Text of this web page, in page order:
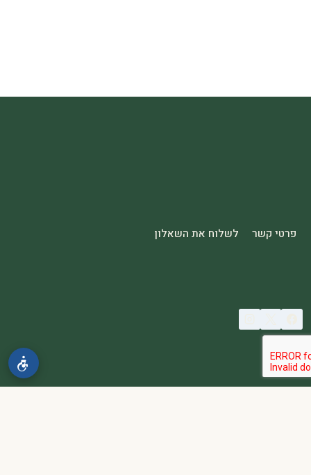
פרטי קשר לשלוח את השאלון
© 2026 spa2000